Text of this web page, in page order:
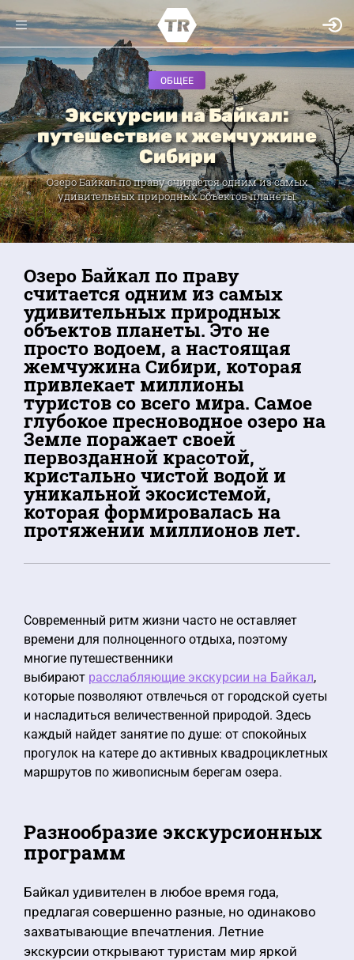
ОБЩЕЕ
Экскурсии на Байкал:
путешествие к жемчужине
Сибири
Озеро Байкал по праву считается одним из самых
удивительных природных объектов планеты.
Озеро Байкал по праву
считается одним из самых
удивительных природных
объектов планеты. Это не
просто водоем, а настоящая
жемчужина Сибири, которая
привлекает миллионы
туристов со всего мира. Самое
глубокое пресноводное озеро на
Земле поражает своей
первозданной красотой,
кристально чистой водой и
уникальной экосистемой,
которая формировалась на
протяжении миллионов лет.
Современный ритм жизни часто не оставляет
времени для полноценного отдыха, поэтому
многие путешественники
выбирают расслабляющие экскурсии на Байкал,
которые позволяют отвлечься от городской суеты
и насладиться величественной природой. Здесь
каждый найдет занятие по душе: от спокойных
прогулок на катере до активных квадроциклетных
маршрутов по живописным берегам озера.
Разнообразие экскурсионных
программ
Байкал удивителен в любое время года,
предлагая совершенно разные, но одинаково
захватывающие впечатления. Летние
экскурсии открывают туристам мир яркой